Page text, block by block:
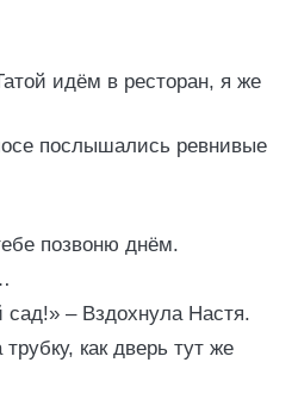
идём в ресторан, я же
послышались ревнивые
позвоню днём.
– Вздохнула Настя.
как дверь тут же